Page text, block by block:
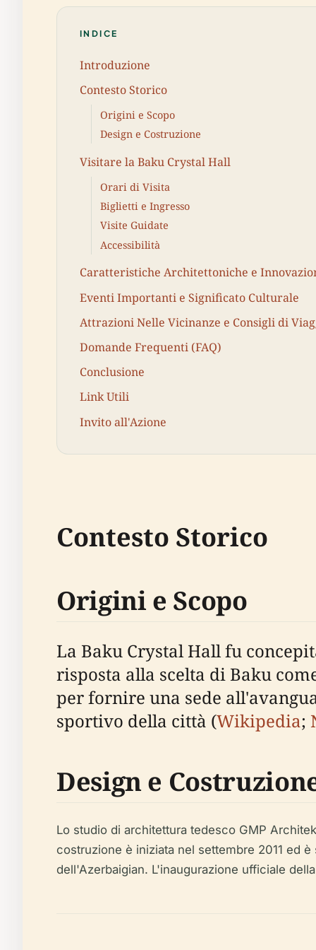
INDICE
Introduzione
Contesto Storico
Origini e Scopo
Design e Costruzione
Visitare la Baku Crystal Hall
Orari di Visita
Biglietti e Ingresso
Visite Guidate
Accessibilità
Caratteristiche Architettoniche e
Eventi Importanti e Significato Culturale
Attrazioni Nelle Vicinanze e Consigli di
Domande Frequenti (FAQ)
Conclusione
Link Utili
Invito all'Azione
Contesto Storico
Origini e Scopo
La Baku Crystal Hall fu
risposta alla scelta di Baku
per fornire una sede
sportivo della città (Wikipedia;
Design e
Lo studio di architettura tedesco GMP
costruzione è iniziata nel settembre 2011 ed
dell'Azerbaigian. L'inaugurazione ufficiale